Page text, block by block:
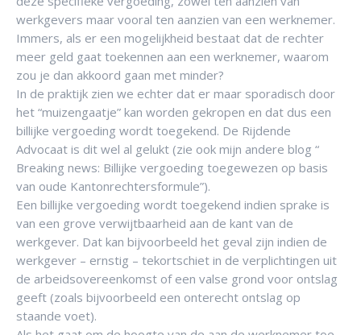
werkgevers maar vooral ten aanzien van een werknemer.
Immers, als er een mogelijkheid bestaat dat de rechter
meer geld gaat toekennen aan een werknemer, waarom
zou je dan akkoord gaan met minder?
In de praktijk zien we echter dat er maar sporadisch door
het “muizengaatje” kan worden gekropen en dat dus een
billijke vergoeding wordt toegekend. De Rijdende
Advocaat is dit wel al gelukt (zie ook mijn andere blog “
Breaking news: Billijke vergoeding toegewezen op basis
van oude Kantonrechtersformule”).
Een billijke vergoeding wordt toegekend indien sprake is
van een grove verwijtbaarheid aan de kant van de
werkgever. Dat kan bijvoorbeeld het geval zijn indien de
werkgever – ernstig – tekortschiet in de verplichtingen uit
de arbeidsovereenkomst of een valse grond voor ontslag
geeft (zoals bijvoorbeeld een onterecht ontslag op
staande voet).